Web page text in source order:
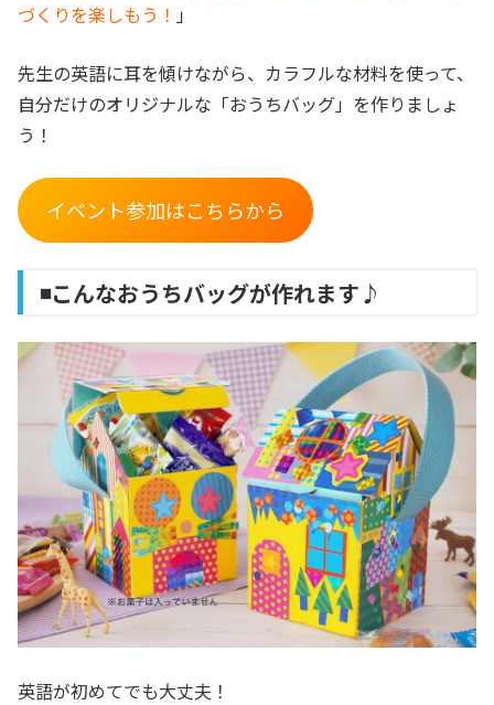
づくりを楽しもう！ 」
先生の英語に耳を傾けながら、カラフルな材料を使って、
自分だけのオリジナルな「おうちバッグ」を作りましょ
う！
イベント参加はこちらから
◾️こんなおうちバッグが作れます♪
英語が初めてでも大丈夫！